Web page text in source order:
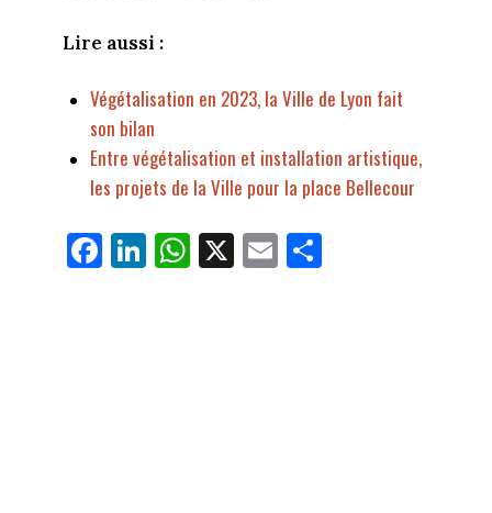
Lire aussi :
Végétalisation en 2023, la Ville de Lyon fait
son bilan
Entre végétalisation et installation artistique,
les projets de la Ville pour la place Bellecour
Fa
ce
Li
nk
W
ha
X E
m
Pa
rt